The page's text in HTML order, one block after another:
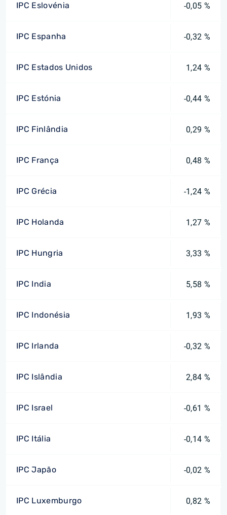
IPC Eslovénia -0,05 %
IPC Espanha -0,32 %
IPC Estados Unidos 1,24 %
IPC Estónia -0,44 %
IPC Finlândia 0,29 %
IPC França 0,48 %
IPC Grécia -1,24 %
IPC Holanda 1,27 %
IPC Hungria 3,33 %
IPC India 5,58 %
IPC Indonésia 1,93 %
IPC Irlanda -0,32 %
IPC Islândia 2,84 %
IPC Israel -0,61 %
IPC Itália -0,14 %
IPC Japão -0,02 %
IPC Luxemburgo 0,82 %